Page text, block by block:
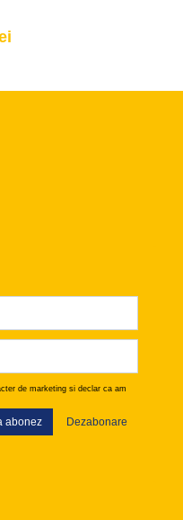
de marketing si declar ca am
abonez Dezabonare